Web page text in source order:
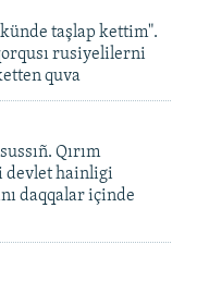
taşlap kettim".
rusiyelilerni
quva
Qırım
devlet hainligi
daqqalar içinde